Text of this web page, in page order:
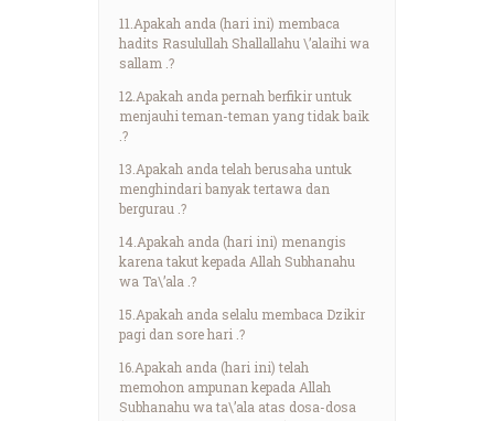
11.Apakah anda (hari ini) membaca
hadits Rasulullah Shallallahu \’alaihi wa
sallam .?
12.Apakah anda pernah berfikir untuk
menjauhi teman-teman yang tidak baik
.?
13.Apakah anda telah berusaha untuk
menghindari banyak tertawa dan
bergurau .?
14.Apakah anda (hari ini) menangis
karena takut kepada Allah Subhanahu
wa Ta\’ala .?
15.Apakah anda selalu membaca Dzikir
pagi dan sore hari .?
16.Apakah anda (hari ini) telah
memohon ampunan kepada Allah
Subhanahu wa ta\’ala atas dosa-dosa